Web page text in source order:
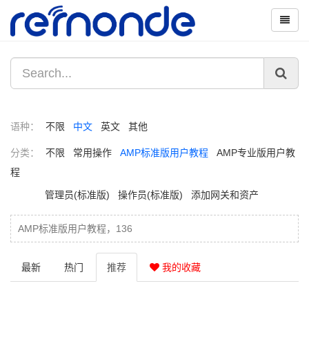
语种： 不限 中文 英文 其他
分类： 不限 常用操作 AMP标准版用户教程
AMP专业版用户教
程
管理员(标准版) 操作员(标准版) 添加网关和资产
AMP标准版用户教程，136
最新 热门 推荐 我的收藏